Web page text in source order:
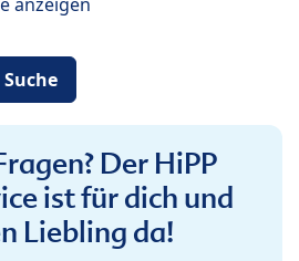
Der HiPP
ist für dich und
Liebling da!